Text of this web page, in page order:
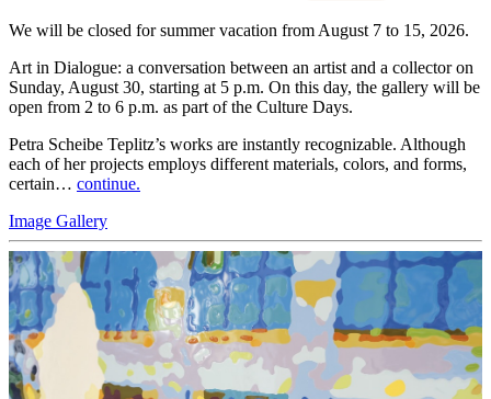
We will be closed for summer vacation from August 7 to 15, 2026.
Art in Dialogue: a conversation between an artist and a collector on
Sunday, August 30, starting at 5 p.m. On this day, the gallery will be
open from 2 to 6 p.m. as part of the Culture Days.
Petra Scheibe Teplitz’s works are instantly recognizable. Although
each of her projects employs different materials, colors, and forms,
certain… continue.
Image Gallery